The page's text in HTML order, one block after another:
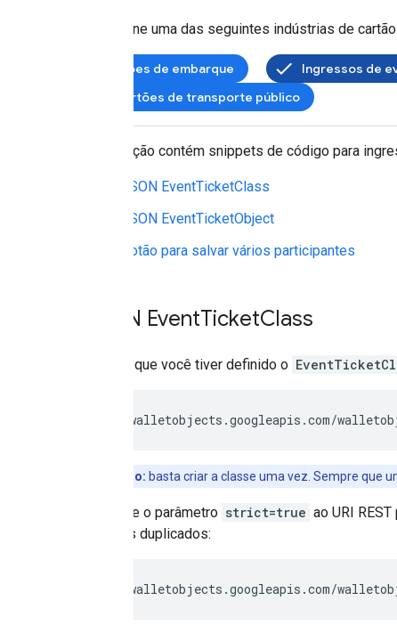
Selecione uma das seguintes indústrias de
Cartões de embarque Ingressos de
Cartões de transporte público
Esta seção contém snippets de código para
JSON EventTicketClass
JSON EventTicketObject
Botão para salvar vários participantes
JSON EventTicketClass
Depois que você tiver definido o
https://walletobjects.googleapis.com/
Observação: basta criar a classe uma vez. Sempre que
Adicione o parâmetro strict=true ao URI
códigos duplicados:
https://walletobjects.googleapis.com/